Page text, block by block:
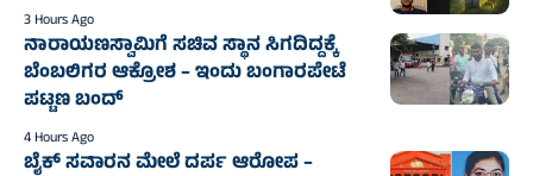
3 Hours Ago
ನಾರಾಯಣಸ್ವಾಮಿಗೆ ಸಚಿವ ಸ್ಥಾನ ಸಿಗದಿದ್ದಕ್ಕೆ
ಬೆಂಬಲಿಗರ ಆಕ್ರೋಶ – ಇಂದು ಬಂಗಾರಪೇಟೆ
ಪಟ್ಟಣ ಬಂದ್‌
4 Hours Ago
ಬೈಕ್ ಸವಾರನ ಮೇಲೆ ದರ್ಪ ಆರೋಪ –